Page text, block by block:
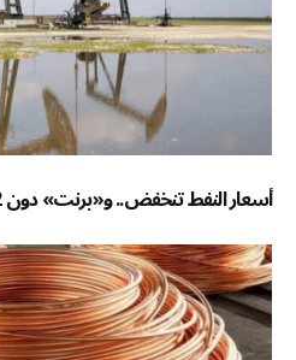
أسعار النفط تنخفض.. و«برنت» دون 82 دولاراً – أخبار السعودية